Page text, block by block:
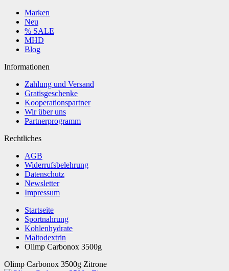
Marken
Neu
% SALE
MHD
Blog
Informationen
Zahlung und Versand
Gratisgeschenke
Kooperationspartner
Wir über uns
Partnerprogramm
Rechtliches
AGB
Widerrufsbelehrung
Datenschutz
Newsletter
Impressum
Startseite
Sportnahrung
Kohlenhydrate
Maltodextrin
Olimp Carbonox 3500g
Olimp Carbonox 3500g Zitrone